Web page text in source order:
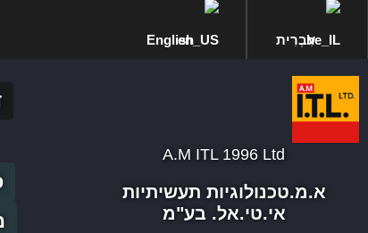
עִבְרִית English
A.M ITL 1996 Ltd
א.מ.טכנולוגיות תעשיתיות
אי.טי.אל. בע"מ